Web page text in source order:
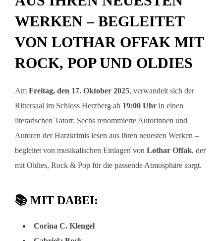
WERKEN – BEGLEITET
VON LOTHAR OFFAK MIT
ROCK, POP UND OLDIES
Am Freitag, den 17. Oktober 2025, verwandelt sich der
Rittersaal im Schloss Herzberg ab 19:00 Uhr in einen
literarischen Tatort: Sechs renommierte Autorinnen und
Autoren der Harzkrimis lesen aus ihren neuesten Werken –
begleitet von musikalischen Einlagen von Lothar Offak, der
mit Oldies, Rock & Pop für die passende Atmosphäre sorgt.
📚 MIT DABEI:
Corina C. Klengel